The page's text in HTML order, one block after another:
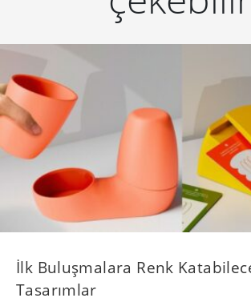
İlk Buluşmalara Renk
Tasarımlar